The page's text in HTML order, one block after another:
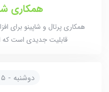
همکاری
همکاری پرتال و شاپینو برای
قابلیت جدیدی است که
دوشنبه - ۵ شهریور ۱۴۰۳